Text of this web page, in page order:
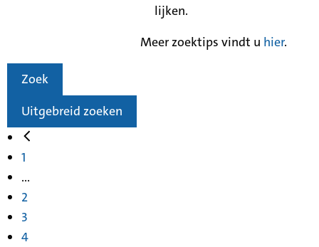
lijken.
Meer zoektips vindt u hier.
Zoek
Uitgebreid zoeken
1
...
2
3
4